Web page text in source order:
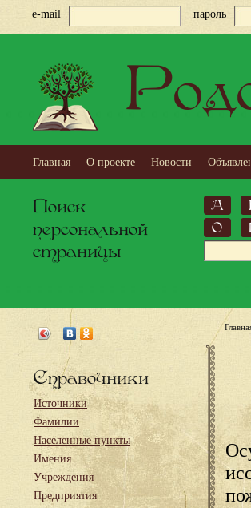
e-mail пароль
Главная О проекте Новости
Поиск
персональной
страницы
А
О
Справочники
Источники
Фамилии
Населенные пункты
Имения
Учреждения
Предприятия